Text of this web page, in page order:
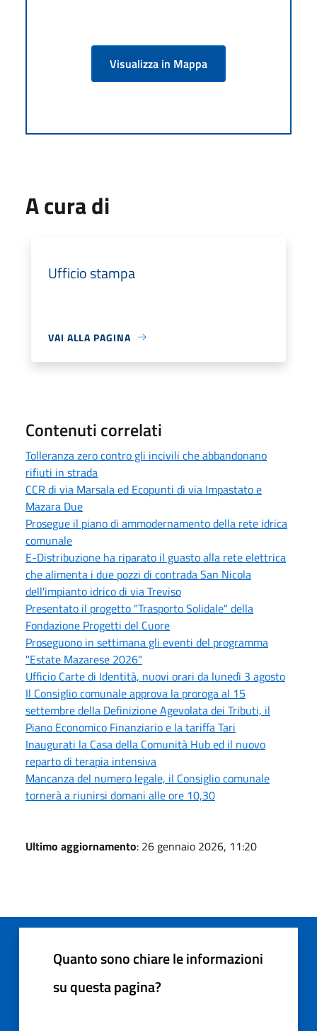
Visualizza in Mappa
A cura di
Ufficio stampa
VAI ALLA PAGINA
Contenuti correlati
Tolleranza zero contro gli incivili che abbandonano
rifiuti in strada
CCR di via Marsala ed Ecopunti di via Impastato e
Mazara Due
Prosegue il piano di ammodernamento della rete idrica
comunale
E-Distribuzione ha riparato il guasto alla rete elettrica
che alimenta i due pozzi di contrada San Nicola
dell'impianto idrico di via Treviso
Presentato il progetto "Trasporto Solidale" della
Fondazione Progetti del Cuore
Proseguono in settimana gli eventi del programma
"Estate Mazarese 2026"
Ufficio Carte di Identità, nuovi orari da lunedì 3 agosto
Il Consiglio comunale approva la proroga al 15
settembre della Definizione Agevolata dei Tributi, il
Piano Economico Finanziario e la tariffa Tari
Inaugurati la Casa della Comunità Hub ed il nuovo
reparto di terapia intensiva
Mancanza del numero legale, il Consiglio comunale
tornerà a riunirsi domani alle ore 10,30
Ultimo aggiornamento: 26 gennaio 2026, 11:20
Quanto sono chiare le informazioni
su questa pagina?